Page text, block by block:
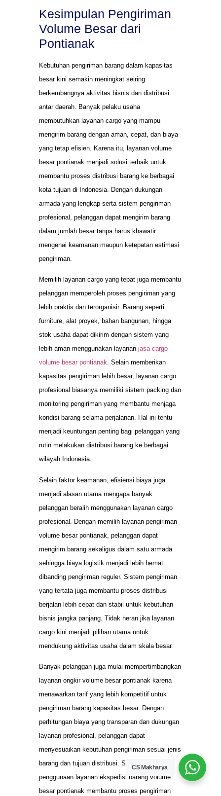
Kesimpulan Pengiriman
Volume Besar dari
Pontianak
Kebutuhan pengiriman barang dalam kapasitas
besar kini semakin meningkat seiring
berkembangnya aktivitas bisnis dan distribusi
antar daerah. Banyak pelaku usaha
membutuhkan layanan cargo yang mampu
mengirim barang dengan aman, cepat, dan biaya
yang tetap efisien. Karena itu, layanan volume
besar pontianak menjadi solusi terbaik untuk
membantu proses distribusi barang ke berbagai
kota tujuan di Indonesia. Dengan dukungan
armada yang lengkap serta sistem pengiriman
profesional, pelanggan dapat mengirim barang
dalam jumlah besar tanpa harus khawatir
mengenai keamanan maupun ketepatan estimasi
pengiriman.
Memilih layanan cargo yang tepat juga membantu
pelanggan memperoleh proses pengiriman yang
lebih praktis dan terorganisir. Barang seperti
furniture, alat proyek, bahan bangunan, hingga
stok usaha dapat dikirim dengan sistem yang
lebih aman menggunakan layanan jasa cargo
volume besar pontianak. Selain memberikan
kapasitas pengiriman lebih besar, layanan cargo
profesional biasanya memiliki sistem packing dan
monitoring pengiriman yang membantu menjaga
kondisi barang selama perjalanan. Hal ini tentu
menjadi keuntungan penting bagi pelanggan yang
rutin melakukan distribusi barang ke berbagai
wilayah Indonesia.
Selain faktor keamanan, efisiensi biaya juga
menjadi alasan utama mengapa banyak
pelanggan beralih menggunakan layanan cargo
profesional. Dengan memilih layanan pengiriman
volume besar pontianak, pelanggan dapat
mengirim barang sekaligus dalam satu armada
sehingga biaya logistik menjadi lebih hemat
dibanding pengiriman reguler. Sistem pengiriman
yang tertata juga membantu proses distribusi
berjalan lebih cepat dan stabil untuk kebutuhan
bisnis jangka panjang. Tidak heran jika layanan
cargo kini menjadi pilihan utama untuk
mendukung aktivitas usaha dalam skala besar.
Banyak pelanggan juga mulai mempertimbangkan
layanan ongkir volume besar pontianak karena
menawarkan tarif yang lebih kompetitif untuk
pengiriman barang kapasitas besar. Dengan
perhitungan biaya yang transparan dan dukungan
layanan profesional, pelanggan dapat
menyesuaikan kebutuhan pengiriman sesuai jenis
barang dan tujuan distribusi. Selain itu,
penggunaan layanan ekspedisi barang volume
besar pontianak membantu proses pengiriman
CS Makharya